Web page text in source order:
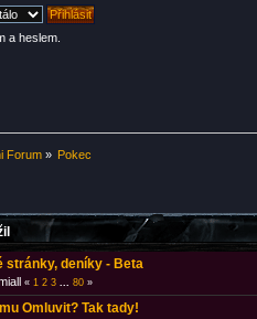
a heslem.
Forum» Pokec
stránky, deníky - Beta
« 1 2 3 80 »
Omluvit? Tak tady!